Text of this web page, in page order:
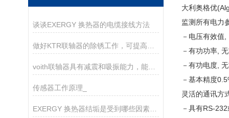
谈谈EXERGY 换热器的电缆接线方法
voith联轴器具有减震和吸振能力，能够减少机械装置的振动和噪音
传感器工作原理_
EXERGY 换热器结垢是受到哪些因素的影响？
大利奥格优
监测所有电力
－电压有效值
－有功功率,
－有功电度,
－基本精度
灵活的通讯方
－具有RS-